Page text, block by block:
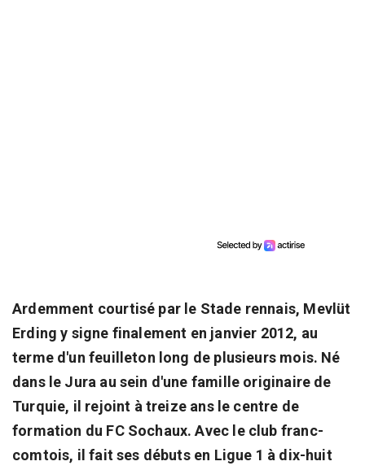
Ardemment courtisé par le Stade rennais, Mevlüt
Erding y signe finalement en janvier 2012, au
terme d'un feuilleton long de plusieurs mois. Né
dans le Jura au sein d'une famille originaire de
Turquie, il rejoint à treize ans le centre de
formation du FC Sochaux. Avec le club franc-
comtois, il fait ses débuts en Ligue 1 à dix-huit